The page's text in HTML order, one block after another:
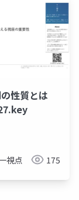
性質とは
視点 175